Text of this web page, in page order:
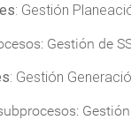
: Gestión
: Gestión de
: Gestión